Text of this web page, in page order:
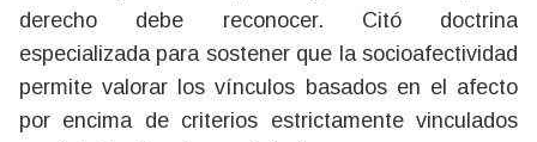
derecho debe reconocer. Citó doctrina
especializada para sostener que la socioafectividad
permite valorar los vínculos basados en el afecto
por encima de criterios estrictamente vinculados